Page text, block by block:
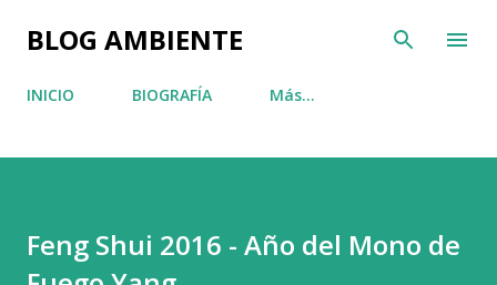
Ir al contenido principal
BLOG AMBIENTE
INICIO BIOGRAFÍA Más…
Feng Shui 2016 - Año del Mono de